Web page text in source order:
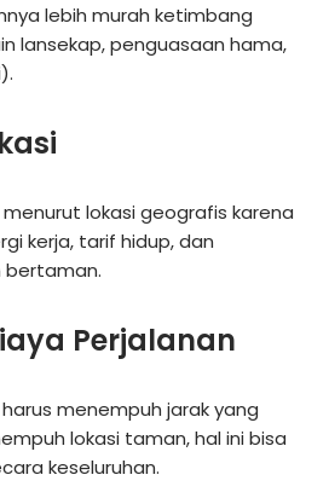
lebih murah ketimbang
lansekap, penguasaan hama,
lokasi geografis karena
kerja, tarif hidup, dan
bertaman.
Perjalanan
menempuh jarak yang
lokasi taman, hal ini bisa
keseluruhan.